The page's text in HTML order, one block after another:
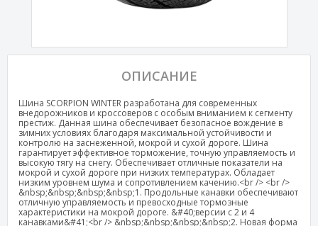
ОПИСАНИЕ
Шина SCORPION WINTER разработана для современных
внедорожников и кроссоверов с особым вниманием к сегменту
престиж. Данная шина обеспечивает безопасное вождение в
зимних условиях благодаря максимальной устойчивости и
контролю на заснеженной, мокрой и сухой дороге. Шина
гарантирует эффективное торможение, точную управляемость и
высокую тягу на снегу. Обеспечивает отличные показатели на
мокрой и сухой дороге при низких температурах. Обладает
низким уровнем шума и сопротивлением качению.<br /> <br />
&nbsp;&nbsp;&nbsp;&nbsp;1. Продольные канавки обеспечивают
отличную управляемость и превосходные тормозные
характеристики на мокрой дороге. &#40;версии с 2 и 4
канавками&#41;<br /> &nbsp;&nbsp;&nbsp;&nbsp;2. Новая форма